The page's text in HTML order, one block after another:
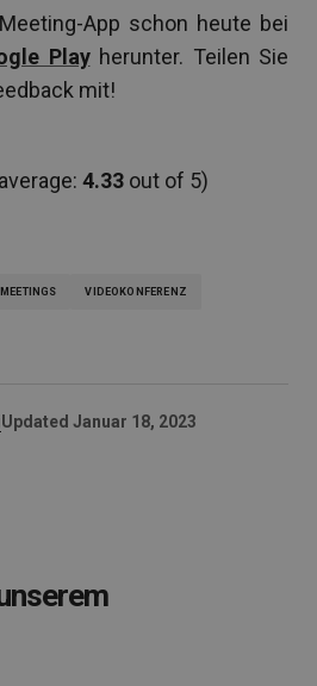
App schon heute bei
Play herunter. Teilen Sie
mit!
4.33 out of 5)
VIDEOKONFERENZ
Updated Januar 18, 2023